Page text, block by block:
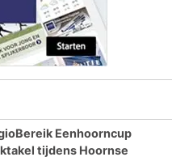
Eenhoorncup
tijdens Hoornse